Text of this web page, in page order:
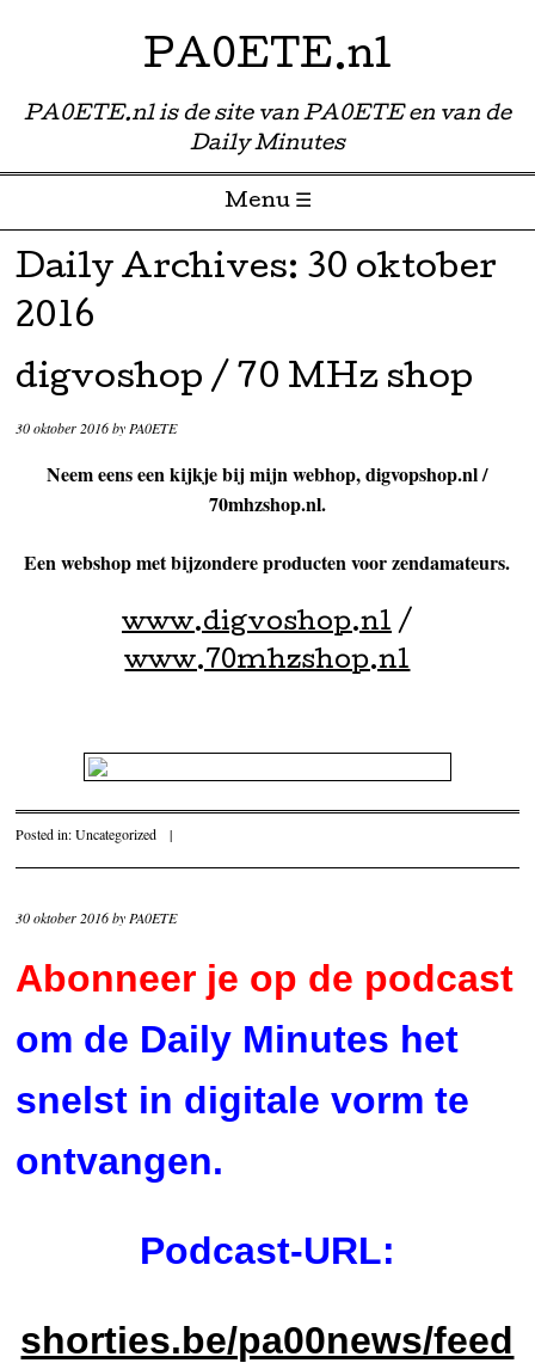
PA0ETE.nl
PA0ETE.nl is de site van PA0ETE en van de
Daily Minutes
Menu ☰
Skip to content
Daily Archives: 30 oktober
2016
digvoshop / 70 MHz shop
30 oktober 2016byPA0ETE
Neem eens een kijkje bij mijn webhop, digvopshop.nl /
70mhzshop.nl.
Een webshop met bijzondere producten voor zendamateurs.
www.digvoshop.nl/
www.70mhzshop.nl
Posted in:Uncategorized |
30 oktober 2016by PA0ETE
Abonneer je op de podcast
om de Daily Minutes het
snelst in digitale vorm te
ontvangen.
Podcast-URL:
shorties.be/pa00news/feed